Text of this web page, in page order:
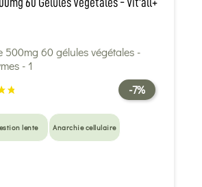
-7%
lente Anarchie cellulaire